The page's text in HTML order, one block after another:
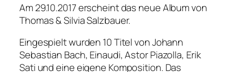
Am 29.10.2017 erscheint das neue Album von
Thomas & Silvia Salzbauer.
Eingespielt wurden 10 Titel von Johann
Sebastian Bach, Einaudi, Astor Piazolla, Erik
Sati und eine eigene Komposition. Das